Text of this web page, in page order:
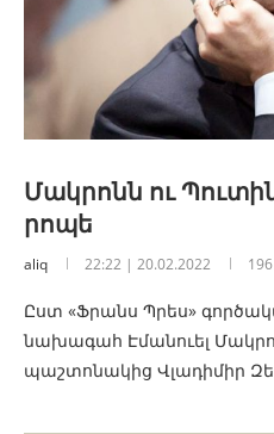
Մակրոնն ու
րոպե
aliq 22:22 | 20.02.2022
Ըստ «Ֆրանս Պրես»
նախագահ Էմանուել
պաշտոնակից Վլադիմիր